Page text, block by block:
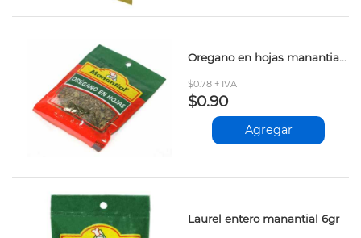
Oregano en hojas manantial 8gr
$0.78 + IVA
$0.90
Agregar
Laurel entero manantial 6gr